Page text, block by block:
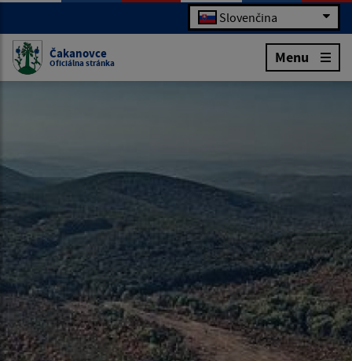
Slovenčina
Čakanovce
Oficiálna stránka Menu